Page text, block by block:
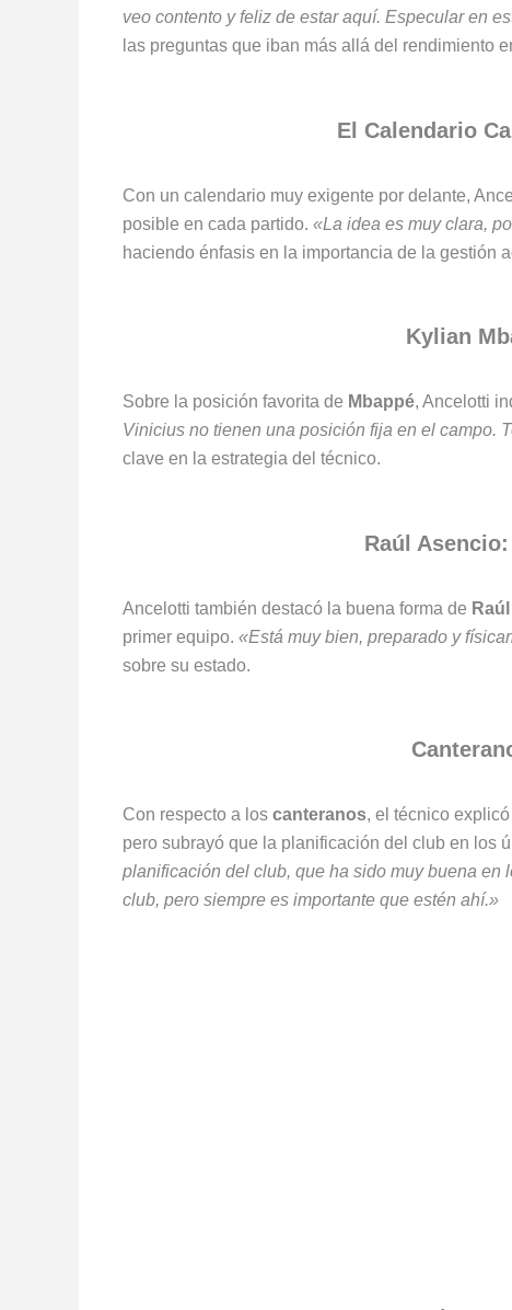
veo contento y feliz de estar aquí. Especular en
las preguntas que iban más allá del rendimiento
El Calendario
Con un calendario muy exigente por delante,
posible en cada partido. «La idea es muy clara,
haciendo énfasis en la importancia de la gestión
Kylian
Sobre la posición favorita de Mbappé, Ancelotti
Vinicius no tienen una posición fija en el campo.
clave en la estrategia del técnico.
Raúl
Ancelotti también destacó la buena forma de
primer equipo. «Está muy bien, preparado y
sobre su estado.
Con respecto a los canteranos, el técnico
pero subrayó que la planificación del club en los
planificación del club, que ha sido muy buena en
club, pero siempre es importante que estén ahí.»